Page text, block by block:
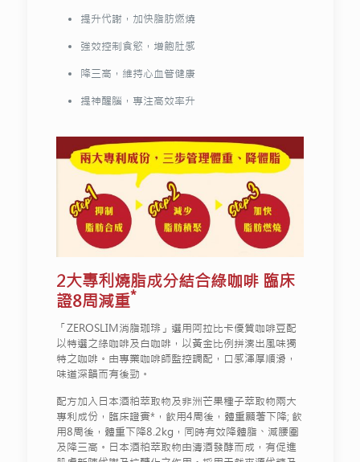
提升代謝，加快脂肪燃燒
強效控制食慾，增飽肚感
降三高，維持心血管健康
提神醒腦，專注高效率升
2大專利燒脂成分結合綠咖啡 臨床
證8周減重*
「ZEROSLIM消脂珈琲」選用阿拉比卡優質咖啡豆配
以特選之綠咖啡及白咖啡，以黃金比例拼湊出風味獨
特之咖啡。由專業咖啡師監控調配，口感渾厚順滑，
味道深韻而有後勁。
配方加入日本酒粕萃取物及非洲芒果種子萃取物兩大
專利成份，臨床證實*，飲用4周後，體重顯著下降; 飲
用8周後，體重下降8.2kg，同時有效降體脂、減腰圍
及降三高。日本酒粕萃取物由清酒發酵而成，有促進